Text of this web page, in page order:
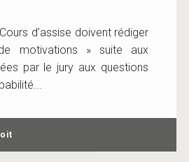
d’assise doivent rédiger
motivations » suite aux
par le jury aux questions